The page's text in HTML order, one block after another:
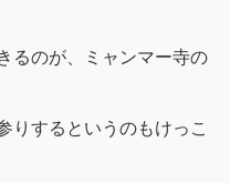
るのが、ミャンマー寺の
りするというのもけっこ